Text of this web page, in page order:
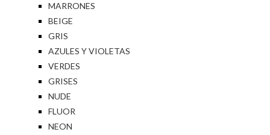
MARRONES
BEIGE
GRIS
AZULES Y VIOLETAS
VERDES
GRISES
NUDE
FLUOR
NEON